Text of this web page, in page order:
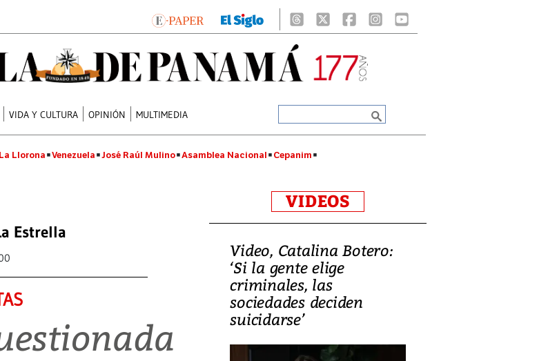
VIDA Y CULTURA OPINIÓN MULTIMEDIA
La Llorona Venezuela José Raúl Mulino Asamblea Nacional Cepanim
Estrella
VIDEOS
Video, Catalina Botero:
‘Si la gente elige
criminales, las
sociedades deciden
suicidarse’